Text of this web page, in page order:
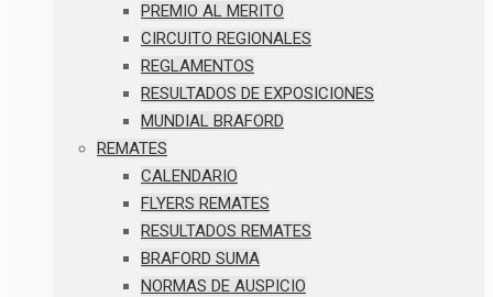
PREMIO AL MERITO
CIRCUITO REGIONALES
REGLAMENTOS
RESULTADOS DE EXPOSICIONES
MUNDIAL BRAFORD
REMATES
CALENDARIO
FLYERS REMATES
RESULTADOS REMATES
BRAFORD SUMA
NORMAS DE AUSPICIO